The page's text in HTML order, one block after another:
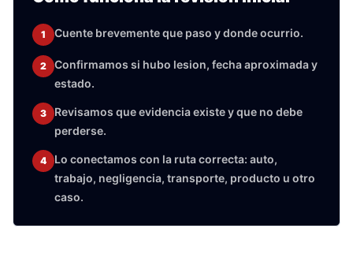
1 Cuente brevemente que paso y donde ocurrio.
2
Confirmamos si hubo lesion, fecha aproximada y
estado.
3
Revisamos que evidencia existe y que no debe
perderse.
4
Lo conectamos con la ruta correcta: auto,
trabajo, negligencia, transporte, producto u otro
caso.